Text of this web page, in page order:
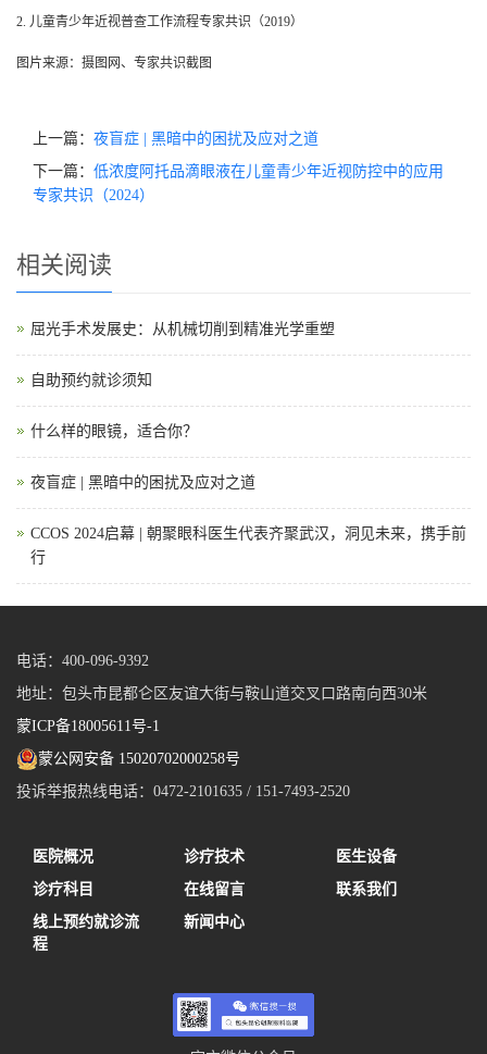
2. 儿童青少年近视普查工作流程专家共识（2019）
图片来源：摄图网、专家共识截图
上一篇： 夜盲症 | 黑暗中的困扰及应对之道
下一篇： 低浓度阿托品滴眼液在儿童青少年近视防控中的应用
专家共识（2024）
相关阅读
屈光手术发展史：从机械切削到精准光学重塑
自助预约就诊须知
什么样的眼镜，适合你？
夜盲症 | 黑暗中的困扰及应对之道
CCOS 2024启幕 | 朝聚眼科医生代表齐聚武汉，洞见未来，携手前
行
电话：400-096-9392
地址：包头市昆都仑区友谊大街与鞍山道交叉口路南向西30米
蒙ICP备18005611号-1
蒙公网安备 15020702000258号
投诉举报热线电话：0472-2101635 / 151-7493-2520
医院概况 诊疗技术
医生设备
诊疗科目
在线留言
联系我们
线上预约就诊流
程
新闻中心